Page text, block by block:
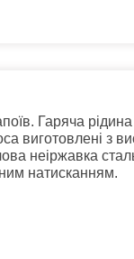
Гаряча рідина
виготовлені з
неіржавка
натисканням.